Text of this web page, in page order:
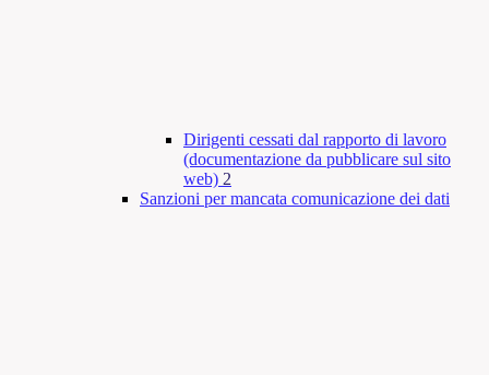
Dirigenti cessati dal rapporto di lavoro
(documentazione da pubblicare sul sito
web) 2
Sanzioni per mancata comunicazione dei dati